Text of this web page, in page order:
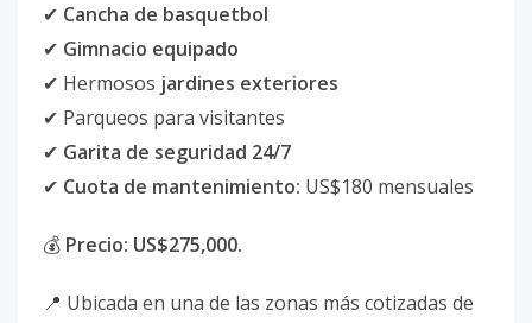
✔ Cancha de basquetbol
✔ Gimnacio equipado
✔ Hermosos jardines exteriores
✔ Parqueos para visitantes
✔ Garita de seguridad 24/7
✔ Cuota de mantenimiento: US$180 mensuales
💰 Precio: US$275,000.
📍 Ubicada en una de las zonas más cotizadas de